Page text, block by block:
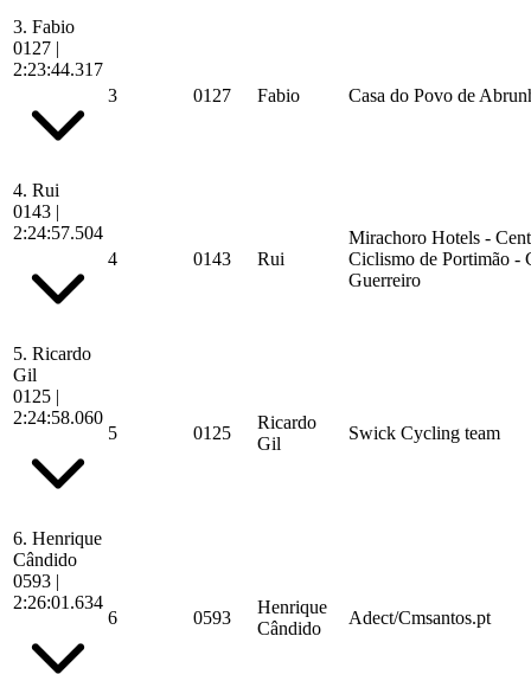
3. Fabio
0127 |
2:23:44.317
3
0127 Fabio Casa do Povo de
4. Rui
0143 |
2:24:57.504
4
0143 Rui
Mirachoro Hotels -
Ciclismo de Portimão -
Guerreiro
5. Ricardo
Gil
0125 |
2:24:58.060
5 0125
Ricardo
Gil
Swick Cycling team
6. Henrique
Cândido
0593 |
2:26:01.634
6 0593
Henrique
Cândido
Adect/Cmsantos.pt